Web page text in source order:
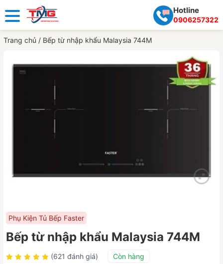
Hotline
0906257322
Trang chủ / Bếp từ nhập khẩu Malaysia 744M
Phụ Kiện Tủ Bếp Faster
Bếp từ nhập khẩu Malaysia 744M
(621 đánh giá)
Còn hàng